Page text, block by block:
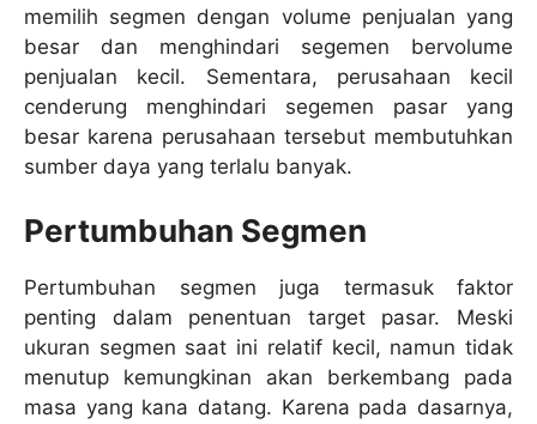
memilih segmen dengan volume penjualan yang
besar dan menghindari segemen bervolume
penjualan kecil. Sementara, perusahaan kecil
cenderung menghindari segemen pasar yang
besar karena perusahaan tersebut membutuhkan
sumber daya yang terlalu banyak.
Pertumbuhan Segmen
Pertumbuhan segmen juga termasuk faktor
penting dalam penentuan target pasar. Meski
ukuran segmen saat ini relatif kecil, namun tidak
menutup kemungkinan akan berkembang pada
masa yang kana datang. Karena pada dasarnya,